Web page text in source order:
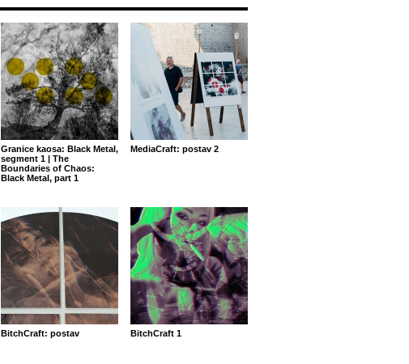
Granice kaosa: Black Metal,
segment 1 | The
Boundaries of Chaos:
Black Metal, part 1
MediaCraft: postav 2
BitchCraft: postav BitchCraft 1